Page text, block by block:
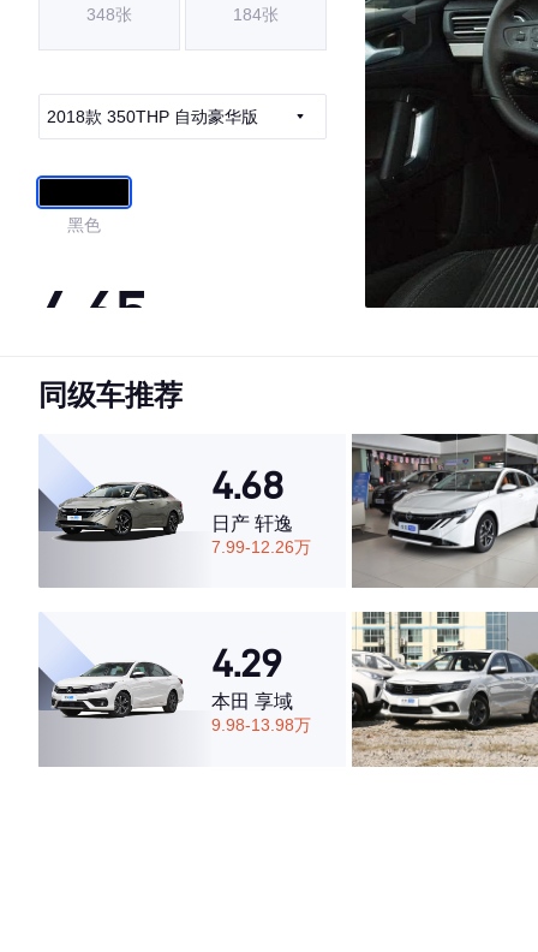
348张 184张
2018款 350THP 自动豪华版
黑色
4.65
·外观表现一般，低于61%同级车
·空间表现较为优秀，优于71%同级车
同级车推荐
4.68
日产 轩逸
7.99-12.26万
4.29
本田 享域
9.98-13.98万